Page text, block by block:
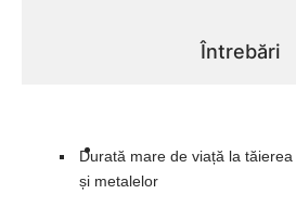
Întrebări
Durată mare de viață la
și metalelor